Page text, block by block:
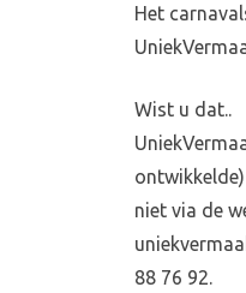
Het
Wist u dat..
niet via de
88 76 92.